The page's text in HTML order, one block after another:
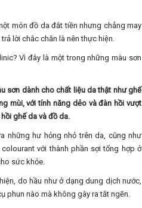
món đồ da đắt tiền nhưng chẳng may
lời chắc chắn là nên thực hiện.
Vì đây là một trong những màu sơn
sơn dành cho chất liệu da thật như ghế
mùi, với tính năng dẻo và đàn hồi vượt
ghế da và đồ da.
những hư hỏng nhỏ trên da, cũng như
với thành phần sợi tổng hợp ở
sức khỏe.
do hầu như ở dạng dung dịch nước,
phun nào mà không gây ra tắt ngẽn.